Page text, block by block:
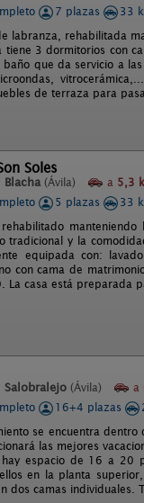
7 plazas
33
labranza, rehabilitada
tiene 3 dormitorios con
que da servicio a
de terraza para
Soles
Blacha (Ávila) a 5,3
5 plazas
33
tradicional y la
equipada con:
con cama de
La casa está preparada
Salobralejo (Ávila) a
16+4 plazas
se encuentra
las mejores
espacio de 16 a 20
en la planta
dos camas individuales.